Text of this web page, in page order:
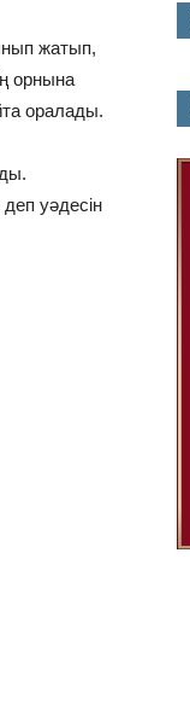
жатып,
орнына
оралады.
уәдесін